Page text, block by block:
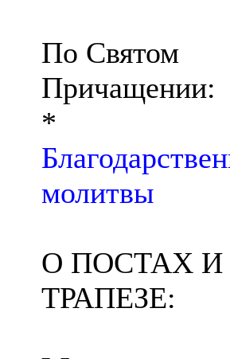
По Святом
Причащении:
*
молитвы
О ПОСТАХ И
ТРАПЕЗЕ: